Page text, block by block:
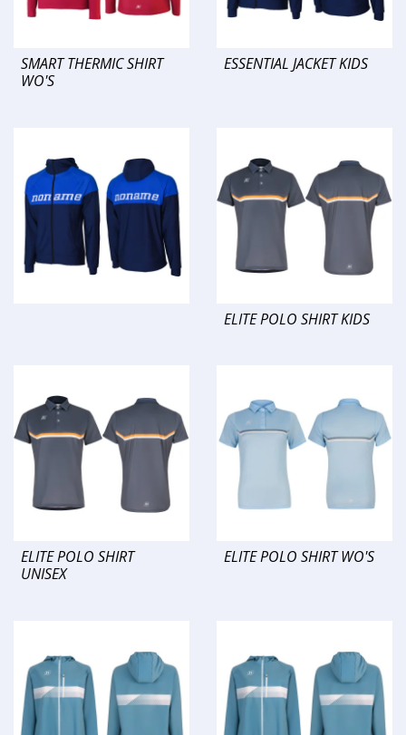
SMART THERMIC SHIRT
WO'S
ESSENTIAL JACKET KIDS
ELITE POLO SHIRT KIDS
ELITE POLO SHIRT
UNISEX
ELITE POLO SHIRT WO'S